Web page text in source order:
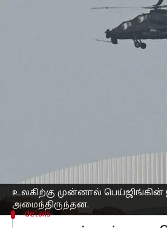
உலகிற்கு முன்னால் பெய்ஜிங்கின்
அமைந்திருந்தன.
Sindhuja SM Apr 10, 2023
செய்தி முன்னோட்டம்
தைவானைச் சுற்றி
தனி நாடாக
தெரிவிக்கும்
தைவான், அமெரிக்கா
தைவான் ஜனாதிபதி
details